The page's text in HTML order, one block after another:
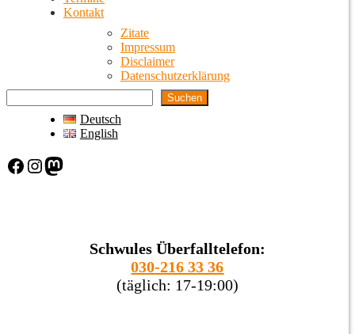
Kontakt
Zitate
Impressum
Disclaimer
Datenschutzerklärung
Suchen
Deutsch
English
Facebook Instagram Mastodon
Schwules Überfalltelefon:
030-216 33 36
(täglich: 17-19:00)